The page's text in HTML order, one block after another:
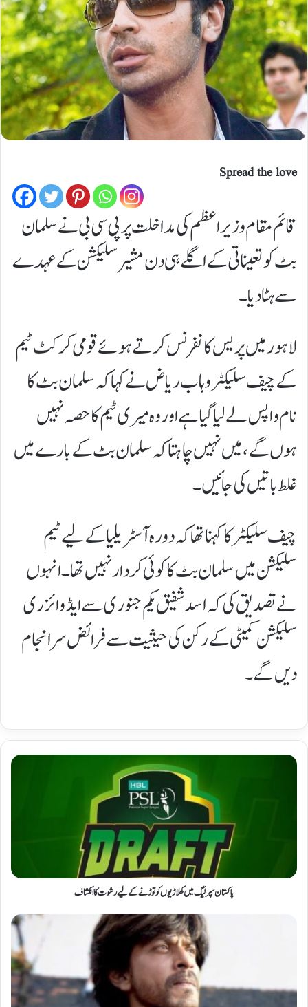
Spread the love
قائم مقام وزیر اعظم کی مداخلت پر پی سی بی نے سلمان
بٹ کو تعیناتی کے اگلے ہی دن مشیر سلیکشن کے عہدے
سے ہٹا دیا۔
لاہور میں پریس کانفرنس کرتے ہوئے قومی کرکٹ ٹیم
کے چیف سلیکٹر وہاب ریاض نے کہا کہ سلمان بٹ کا
نام واپس لے لیا گیا ہے اور وہ میری ٹیم کا حصہ نہیں
ہوں گے، میں نہیں چاہتا کہ سلمان بٹ کے بارے میں
غلط باتیں کی جائیں۔
چیف سلیکٹر کا کہنا تھا کہ دورہ آسٹریلیا کے لیے ٹیم
سلیکشن میں سلمان بٹ کا کوئی کردار نہیں تھا۔ انہوں
نے تصدیق کی کہ اسد شفیق یکم جنوری سے ایڈوائزری
سلیکشن کمیٹی کے رکن کی حیثیت سے فرائض سرانجام
دیں گے۔
پاکستان سپر لیگ میں کھلاڑیوں کو توڑنے کے لیے رشوت کا انکشاف